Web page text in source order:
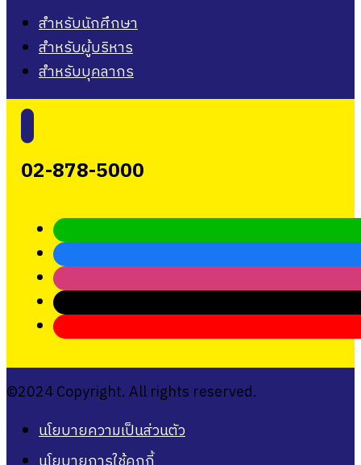
สำหรับนักศึกษา
สำหรับผู้บริหาร
สำหรับบุคลากร
02-878-5000
©2024 Copyright. All rights reserved.
นโยบายความเป็นส่วนตัว